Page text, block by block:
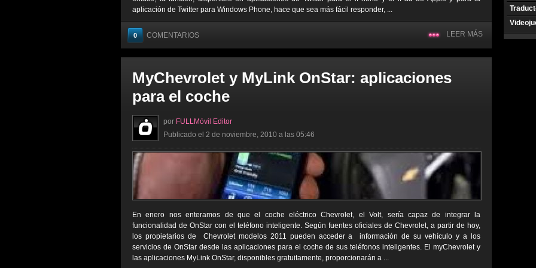
aplicación de Twitter para Windows Phone, hace que sea más fácil responder, ...
0 COMENTARIOS LEER MÁS
MyChevrolet y MyLink OnStar: aplicaciones
para el coche
por FULLMóvil Editor
Publicado el 2 de noviembre, 2010 a las 05:46
En enero nos enteramos de que el coche eléctrico Chevrolet, el Volt, sería capaz de integrar la
funcionalidad de OnStar con el teléfono inteligente. Según fuentes oficiales de Chevrolet, a partir de hoy,
los propietarios de Chevrolet modelos 2011 pueden acceder a información de su vehículo y a los
servicios de OnStar desde las aplicaciones para el coche de sus teléfonos inteligentes. El myChevrolet y
las aplicaciones MyLink OnStar, disponibles gratuitamente, proporcionarán a ...